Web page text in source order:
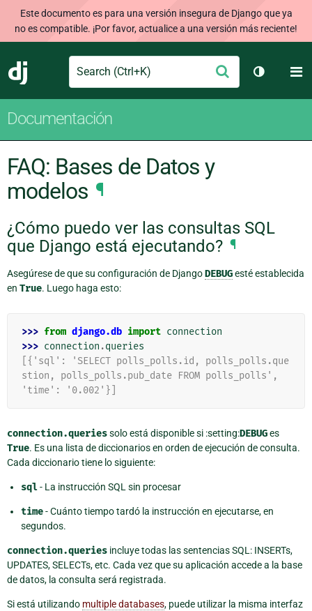
Este documento es para una versión insegura de Django que ya
no es compatible. ¡Por favor, actualice a una versión más reciente!
Django
Search Enviar
Cambiar
Documentación
FAQ: Bases de Datos y
modelos ¶
¿Cómo puedo ver las consultas SQL
que Django está ejecutando? ¶
Asegúrese de que su configuración de DjangoDEBUGesté establecida
en True. Luego haga esto:
>>> from django.db import connection
>>> connection .queries
[{'sql': 'SELECT polls_polls.id, polls_polls.que
stion, polls_polls.pub_date FROM polls_polls',
'time': '0.002'}]
connection.queriessolo está disponible si :setting:DEBUGes
True. Es una lista de diccionarios en orden de ejecución de consulta.
Cada diccionario tiene lo siguiente:
sql- La instrucción SQL sin procesar
time- Cuánto tiempo tardó la instrucción en ejecutarse, en
segundos.
connection.queries incluye todas las sentencias SQL: INSERTs,
UPDATES, SELECTs, etc. Cada vez que su aplicación accede a la base
de datos, la consulta será registrada.
Si está utilizando multiple databases, puede utilizar la misma interfaz